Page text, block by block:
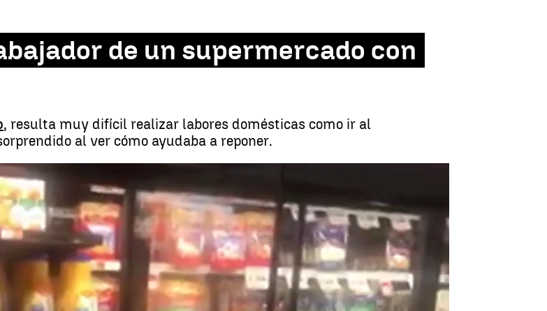
de un supermercado con
, resulta muy difícil realizar labores domésticas como ir al
al ver cómo ayudaba a reponer.